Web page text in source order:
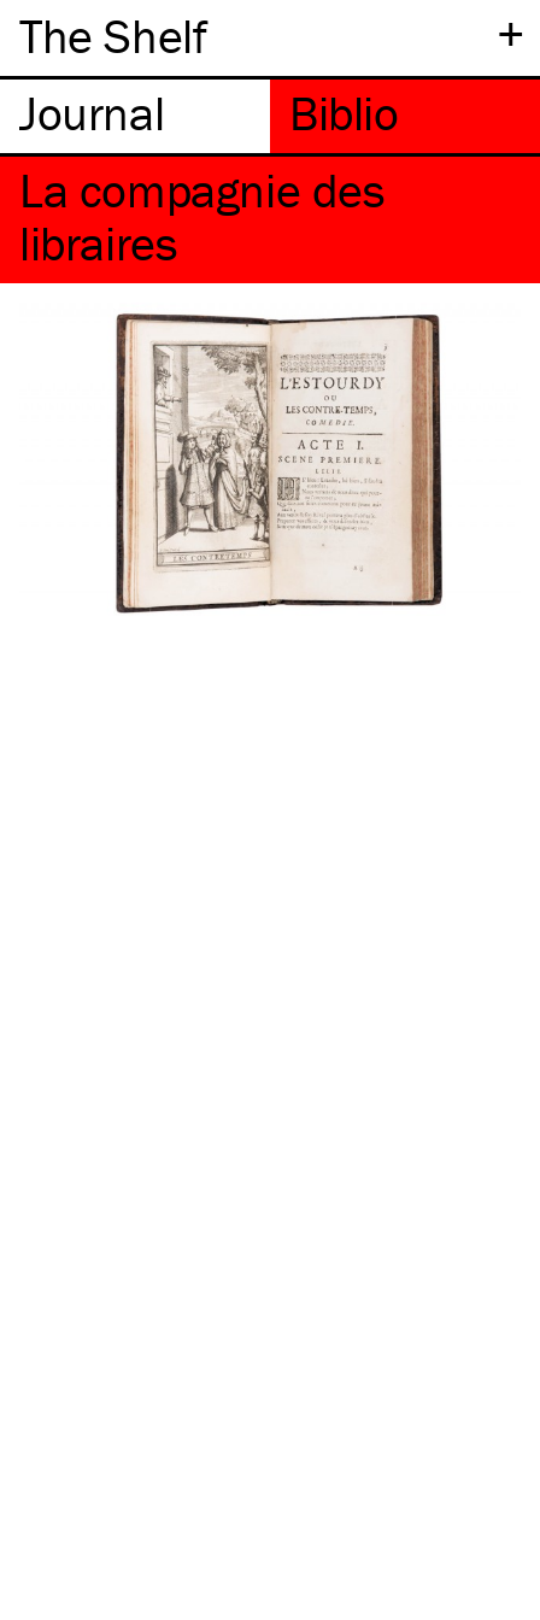
+
The Shelf
La compagnie des
libraires